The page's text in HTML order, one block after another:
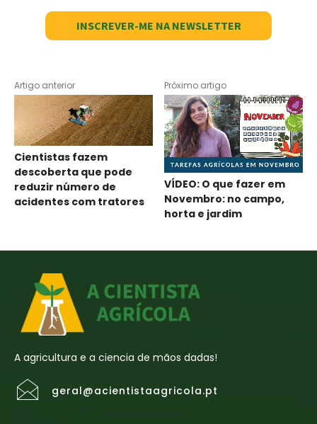
INSCREVER-ME NA NEWSLETTER
Artigo anterior
Cientistas fazem
descoberta que pode
reduzir número de
acidentes com tratores
Próximo artigo
VÍDEO: O que fazer em
Novembro: no campo,
horta e jardim
A agricultura e a ciencia de mãos dadas!
geral@acientistaagricola.pt